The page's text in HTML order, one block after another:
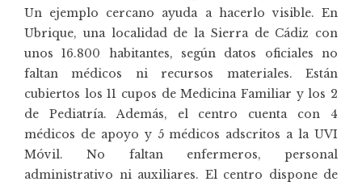
Un ejemplo cercano ayuda a hacerlo visible. En
Ubrique, una localidad de la Sierra de Cádiz con
unos 16.800 habitantes, según datos oficiales no
faltan médicos ni recursos materiales. Están
cubiertos los 11 cupos de Medicina Familiar y los 2
de Pediatría. Además, el centro cuenta con 4
médicos de apoyo y 5 médicos adscritos a la UVI
Móvil. No faltan enfermeros, personal
administrativo ni auxiliares. El centro dispone de